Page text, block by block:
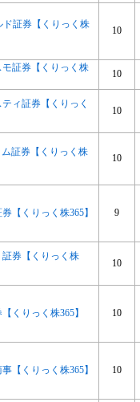
証券【くりっく株
10
モ証券【くりっく株
10
ィ証券【くりっく
10
ム証券【くりっく株
10
【くりっく株365】 9
証券【くりっく株
10
くりっく株365】 10
【くりっく株365】 10